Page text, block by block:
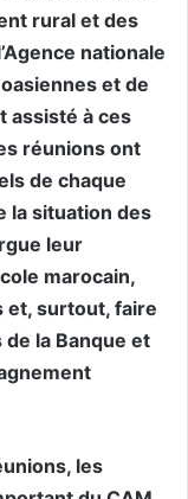
rural et des
nationale
et de
assisté à ces
réunions ont
de chaque
la situation des
leur
marocain,
et, surtout, faire
la Banque et
les